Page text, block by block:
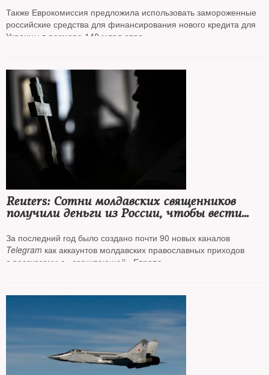
большинство, чтобы обойти вето Венгрии
Также Еврокомиссия предложила использовать замороженные
российские средства для финансирования нового кредита для
Украины в размере 140 млрд евро
Reuters: Сотни молдавских священников
получили деньги из России, чтобы вести
За последний год было создано почти 90 новых каналов
Telegram как аккаунтов молдавских православных приходов
с рассказами о «загнивающей» Европе